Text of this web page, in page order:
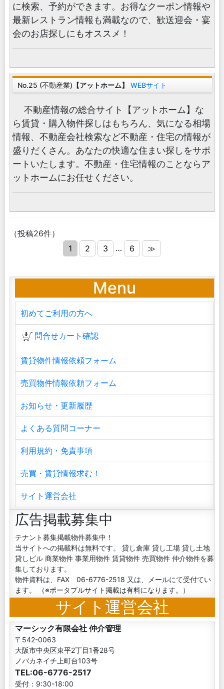
に検索、予約ができます。お得なクーポン情報や
最新レストラン情報も満載なので、歓送迎会・宴
会のお店探しにもオススメ！
No.25 (不動産業) 【アットホーム】 WEBサイト
不動産情報の総合サイト【アットホーム】な
ら賃貸・購入物件探しはもちろん、気になる相場
情報、不動産会社検索など不動産・住宅の情報が
盛りだくさん。あなたの快適な住まい探しをサポ
ートいたします。不動産・住宅情報のことならア
ットホームにお任せください。
（投稿26件）
1
2 3 … 6 ≫
Menu
初めてご利用の方へ
問合せカート確認
賃貸物件情報依頼フォーム
売買物件情報依頼フォーム
お知らせ・更新履歴
よくある質問コーナー
利用規約・免責事項
売買・賃貸情報求む！
サイト運営会社
広告掲載募集中
テナント募集掲載物件募集中！
当サイトへの掲載料は無料です。 貸し倉庫 貸し工場 貸し土地
貸しビル 商業物件 事業用物件 賃貸物件 売買物件 仲介物件を募
集しております。
物件資料は、FAX 06-6776-2518 又は、メールにて受付てい
ます。 （※ポータプルサイト掲載は有料になります。）
サイト運営会社
マーシック有限会社 仲介管理
〒542-0063
大阪市中央区東平2丁目1番28号
ノバカネイチ上町台103号
TEL:06-6776-2517
受付：9:30-18:00